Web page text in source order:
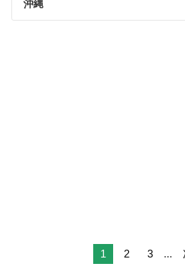
沖縄
1 2 3 ...